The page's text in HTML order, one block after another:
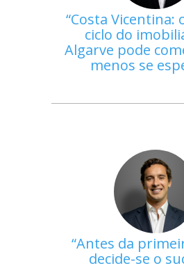
Costa Vicentina:
ciclo do
Algarve pode
menos se
Antes da
decide-se o